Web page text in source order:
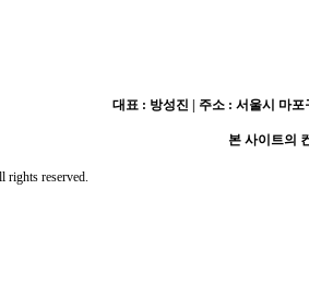
대표 : 방성진 | 주소 : 서울시 마
본 사이트의
rights reserved.